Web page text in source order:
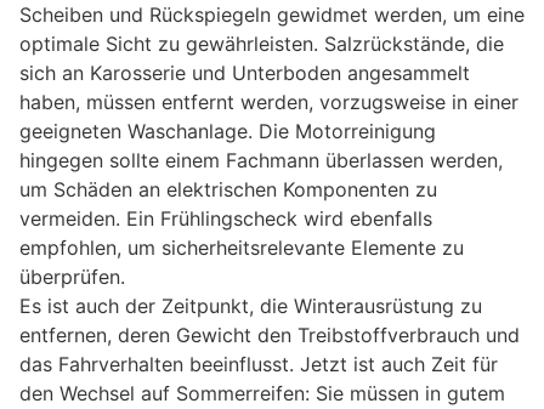
Scheiben und Rückspiegeln gewidmet werden, um eine
optimale Sicht zu gewährleisten. Salzrückstände, die
sich an Karosserie und Unterboden angesammelt
haben, müssen entfernt werden, vorzugsweise in einer
geeigneten Waschanlage. Die Motorreinigung
hingegen sollte einem Fachmann überlassen werden,
um Schäden an elektrischen Komponenten zu
vermeiden. Ein Frühlingscheck wird ebenfalls
empfohlen, um sicherheitsrelevante Elemente zu
überprüfen.
Es ist auch der Zeitpunkt, die Winterausrüstung zu
entfernen, deren Gewicht den Treibstoffverbrauch und
das Fahrverhalten beeinflusst. Jetzt ist auch Zeit für
den Wechsel auf Sommerreifen: Sie müssen in gutem